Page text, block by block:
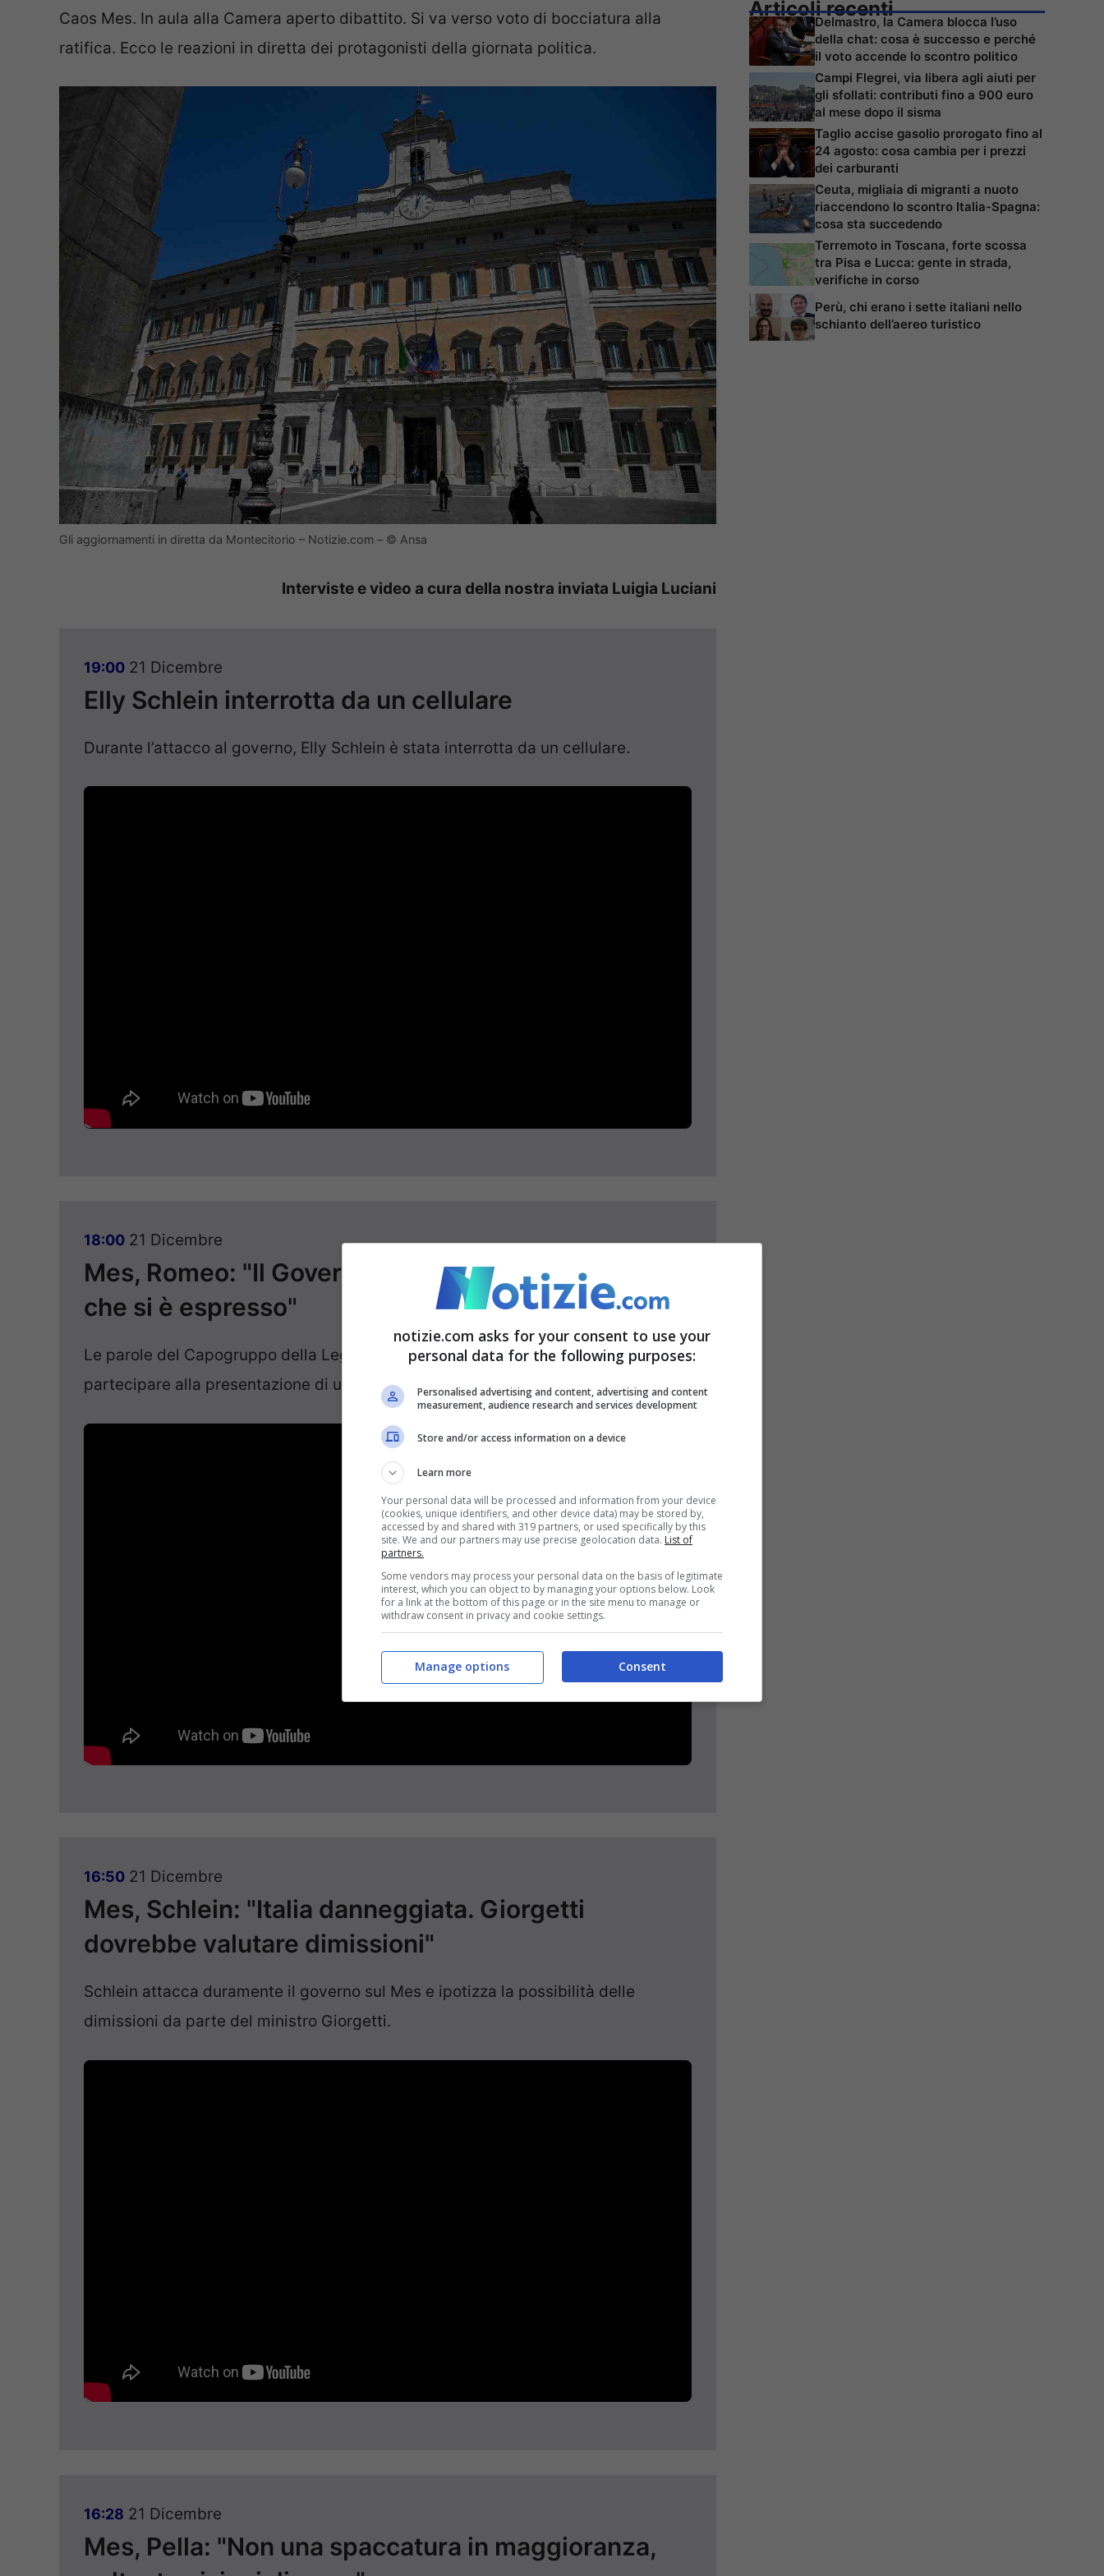
Caos Mes. In aula alla Camera aperto dibattito. Si va verso voto di bocciatura alla
ratifica. Ecco le reazioni in diretta dei protagonisti della giornata politica.
Gli aggiornamenti in diretta da Montecitorio – Notizie.com – © Ansa
Interviste e video a cura della nostra inviata Luigia Luciani
19:00 21 Dicembre
Elly Schlein interrotta da un cellulare
Durante l’attacco al governo, Elly Schlein è stata interrotta da un cellulare.
18:00 21 Dicembre
Mes, Romeo: "Il Governo si è rimesso al Parlamento,
che si è espresso"
Le parole del Capogruppo della Lega al Senato entrando alla Minerva per
partecipare alla presentazione di un libro.
16:50 21 Dicembre
Mes, Schlein: "Italia danneggiata. Giorgetti
dovrebbe valutare dimissioni"
Schlein attacca duramente il governo sul Mes e ipotizza la possibilità delle
dimissioni da parte del ministro Giorgetti.
16:28 21 Dicembre
Mes, Pella: "Non una spaccatura in maggioranza,
Articoli recenti
Delmastro, la Camera blocca l’uso
della chat: cosa è successo e perché
il voto accende lo scontro politico
Campi Flegrei, via libera agli aiuti per
gli sfollati: contributi fino a 900 euro
al mese dopo il sisma
Taglio accise gasolio prorogato fino al
24 agosto: cosa cambia per i prezzi
dei carburanti
Ceuta, migliaia di migranti a nuoto
riaccendono lo scontro Italia-Spagna:
cosa sta succedendo
Terremoto in Toscana, forte scossa
tra Pisa e Lucca: gente in strada,
verifiche in corso
Perù, chi erano i sette italiani nello
schianto dell’aereo turistico
notizie.com asks for your consent to use your
personal data for the following purposes:
Personalised advertising and content, advertising and content
measurement, audience research and services development
Store and/or access information on a device
Learn more
Your personal data will be processed and information from your device
(cookies, unique identifiers, and other device data) may be stored by,
accessed by and shared with 319 partners, or used specifically by this
site. We and our partners may use precise geolocation data. List of
partners.
Some vendors may process your personal data on the basis of legitimate
interest, which you can object to by managing your options below. Look
for a link at the bottom of this page or in the site menu to manage or
withdraw consent in privacy and cookie settings.
Consent
Manage options